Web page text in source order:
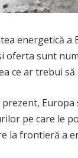
energetică
oferta sunt
ce ar trebui
pe care le
la frontieră a